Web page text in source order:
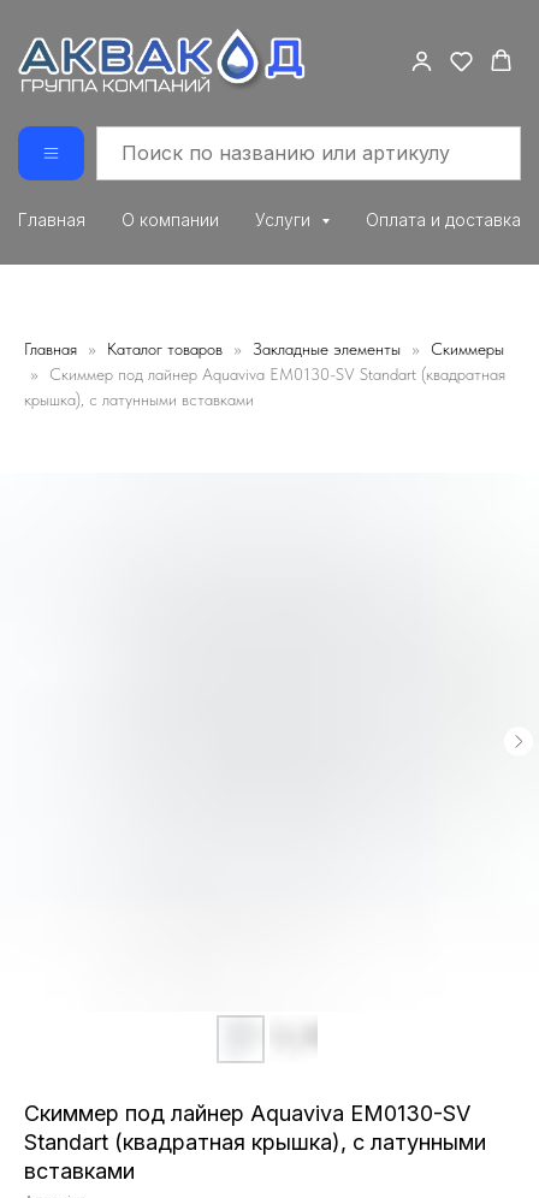
Главная О компании Услуги Оплата и доставка
Главная Каталог товаров Закладные элементы
Скиммеры
Скиммер под лайнер Aquaviva EM0130-SV Standart (квадратная
крышка), с латунными вставками
Скиммер под лайнер Aquaviva EM0130-SV
Standart (квадратная крышка), с латунными
вставками